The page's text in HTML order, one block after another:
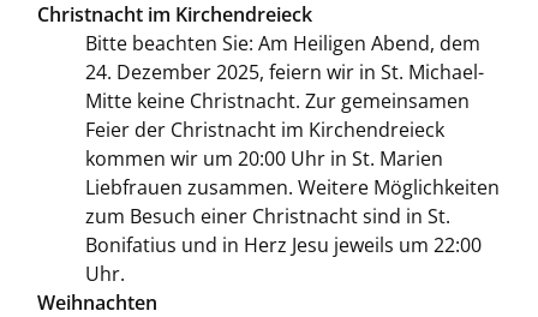
Christnacht im Kirchendreieck
Bitte beachten Sie: Am Heiligen Abend, dem
24. Dezember 2025, feiern wir in St. Michael-
Mitte keine Christnacht. Zur gemeinsamen
Feier der Christnacht im Kirchendreieck
kommen wir um 20:00 Uhr in St. Marien
Liebfrauen zusammen. Weitere Möglichkeiten
zum Besuch einer Christnacht sind in St.
Bonifatius und in Herz Jesu jeweils um 22:00
Uhr.
Weihnachten